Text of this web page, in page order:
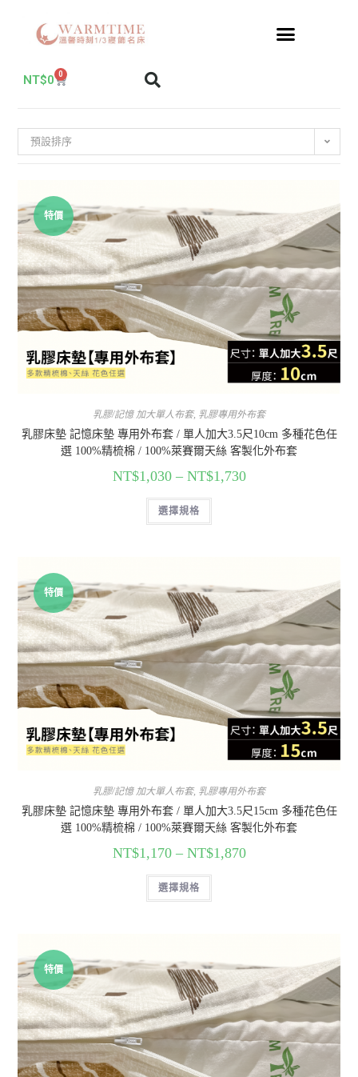
NT$0 0
預設排序
特價
乳膠/記憶 加大單人布套, 乳膠專用外布套
乳膠床墊 記憶床墊 專用外布套 / 單人加大3.5尺10cm 多種花色任
選 100%精梳棉 / 100%萊賽爾天絲 客製化外布套
NT$1,030– NT$1,730
選擇規格
特價
乳膠/記憶 加大單人布套, 乳膠專用外布套
乳膠床墊 記憶床墊 專用外布套 / 單人加大3.5尺15cm 多種花色任
選 100%精梳棉 / 100%萊賽爾天絲 客製化外布套
NT$1,170– NT$1,870
選擇規格
特價